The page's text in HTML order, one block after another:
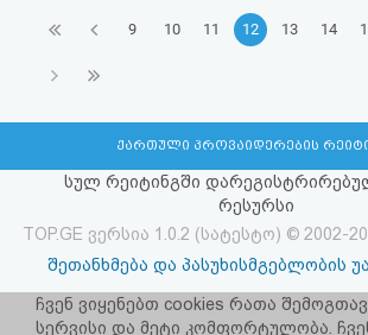
9 10 11 12 13 14
ქართული პროვაიდერების
სულ რეიტინგში
რესურსი
TOP.GE ვერსია 1.0.2 (სატესტო) © 2002-
შეთანხმება და პასუხისმგებლობის
facebook.com/TOP.GE
იხილეთ TOP.GE - ის ძველი
ჩვენ ვიყენებთ cookies რათა
სერვისი და მეტი კომფორტულობა.